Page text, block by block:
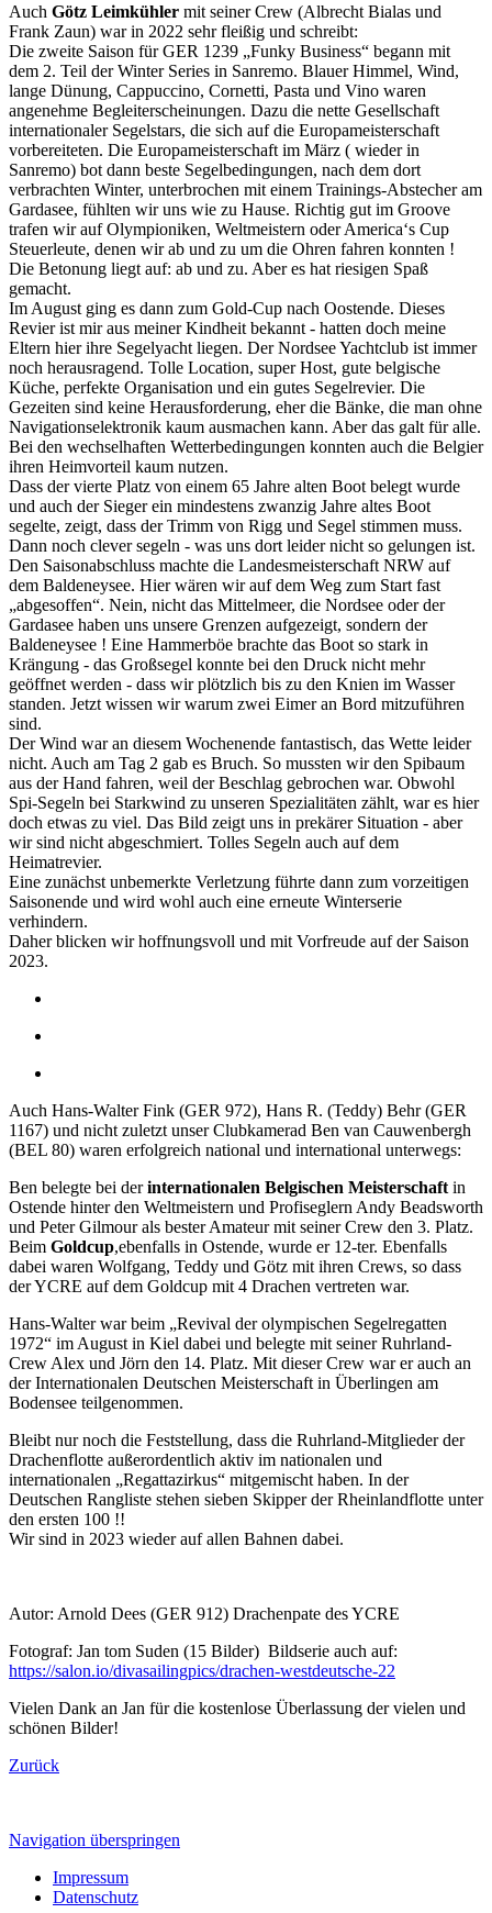
Auch Götz Leimkühler mit seiner Crew (Albrecht Bialas und
Frank Zaun) war in 2022 sehr fleißig und schreibt:
Die zweite Saison für GER 1239 „Funky Business“ begann mit
dem 2. Teil der Winter Series in Sanremo. Blauer Himmel, Wind,
lange Dünung, Cappuccino, Cornetti, Pasta und Vino waren
angenehme Begleiterscheinungen. Dazu die nette Gesellschaft
internationaler Segelstars, die sich auf die Europameisterschaft
vorbereiteten. Die Europameisterschaft im März ( wieder in
Sanremo) bot dann beste Segelbedingungen, nach dem dort
verbrachten Winter, unterbrochen mit einem Trainings-Abstecher am
Gardasee, fühlten wir uns wie zu Hause. Richtig gut im Groove
trafen wir auf Olympioniken, Weltmeistern oder America‘s Cup
Steuerleute, denen wir ab und zu um die Ohren fahren konnten !
Die Betonung liegt auf: ab und zu. Aber es hat riesigen Spaß
gemacht.
Im August ging es dann zum Gold-Cup nach Oostende. Dieses
Revier ist mir aus meiner Kindheit bekannt - hatten doch meine
Eltern hier ihre Segelyacht liegen. Der Nordsee Yachtclub ist immer
noch herausragend. Tolle Location, super Host, gute belgische
Küche, perfekte Organisation und ein gutes Segelrevier. Die
Gezeiten sind keine Herausforderung, eher die Bänke, die man ohne
Navigationselektronik kaum ausmachen kann. Aber das galt für alle.
Bei den wechselhaften Wetterbedingungen konnten auch die Belgier
ihren Heimvorteil kaum nutzen.
Dass der vierte Platz von einem 65 Jahre alten Boot belegt wurde
und auch der Sieger ein mindestens zwanzig Jahre altes Boot
segelte, zeigt, dass der Trimm von Rigg und Segel stimmen muss.
Dann noch clever segeln - was uns dort leider nicht so gelungen ist.
Den Saisonabschluss machte die Landesmeisterschaft NRW auf
dem Baldeneysee. Hier wären wir auf dem Weg zum Start fast
„abgesoffen“. Nein, nicht das Mittelmeer, die Nordsee oder der
Gardasee haben uns unsere Grenzen aufgezeigt, sondern der
Baldeneysee ! Eine Hammerböe brachte das Boot so stark in
Krängung - das Großsegel konnte bei den Druck nicht mehr
geöffnet werden - dass wir plötzlich bis zu den Knien im Wasser
standen. Jetzt wissen wir warum zwei Eimer an Bord mitzuführen
sind.
Der Wind war an diesem Wochenende fantastisch, das Wette leider
nicht. Auch am Tag 2 gab es Bruch. So mussten wir den Spibaum
aus der Hand fahren, weil der Beschlag gebrochen war. Obwohl
Spi-Segeln bei Starkwind zu unseren Spezialitäten zählt, war es hier
doch etwas zu viel. Das Bild zeigt uns in prekärer Situation - aber
wir sind nicht abgeschmiert. Tolles Segeln auch auf dem
Heimatrevier.
Eine zunächst unbemerkte Verletzung führte dann zum vorzeitigen
Saisonende und wird wohl auch eine erneute Winterserie
verhindern.
Daher blicken wir hoffnungsvoll und mit Vorfreude auf der Saison
2023.
Auch Hans-Walter Fink (GER 972), Hans R. (Teddy) Behr (GER
1167) und nicht zuletzt unser Clubkamerad Ben van Cauwenbergh
(BEL 80) waren erfolgreich national und international unterwegs:
Ben belegte bei derinternationalen Belgischen Meisterschaft in
Ostende hinter den Weltmeistern und Profiseglern Andy Beadsworth
und Peter Gilmour als bester Amateur mit seiner Crew den 3. Platz.
Beim Goldcup,ebenfalls in Ostende, wurde er 12-ter. Ebenfalls
dabei waren Wolfgang, Teddy und Götz mit ihren Crews, so dass
der YCRE auf dem Goldcup mit 4 Drachen vertreten war.
Hans-Walter war beim „Revival der olympischen Segelregatten
1972“ im August in Kiel dabei und belegte mit seiner Ruhrland-
Crew Alex und Jörn den 14. Platz. Mit dieser Crew war er auch an
der Internationalen Deutschen Meisterschaft in Überlingen am
Bodensee teilgenommen.
Bleibt nur noch die Feststellung, dass die Ruhrland-Mitglieder der
Drachenflotte außerordentlich aktiv im nationalen und
internationalen „Regattazirkus“ mitgemischt haben. In der
Deutschen Rangliste stehen sieben Skipper der Rheinlandflotte unter
den ersten 100 !!
Wir sind in 2023 wieder auf allen Bahnen dabei.
Autor: Arnold Dees (GER 912) Drachenpate des YCRE
Fotograf: Jan tom Suden (15 Bilder) Bildserie auch auf:
https://salon.io/divasailingpics/drachen-westdeutsche-22
Vielen Dank an Jan für die kostenlose Überlassung der vielen und
schönen Bilder!
Zurück
Navigation überspringen
Impressum
Datenschutz